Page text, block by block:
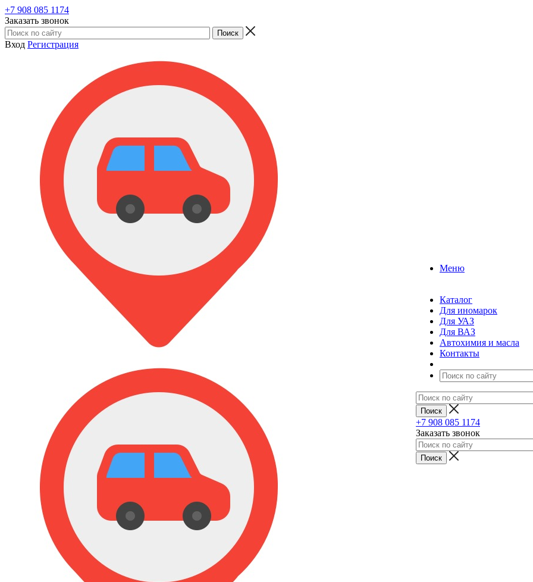
+7 908 085 1174
Заказать звонок
Вход Регистрация
Меню
Каталог
Для иномарок
Для УАЗ
Для ВАЗ
Автохимия и масла
Контакты
+7 908 085 1174
Заказать звонок